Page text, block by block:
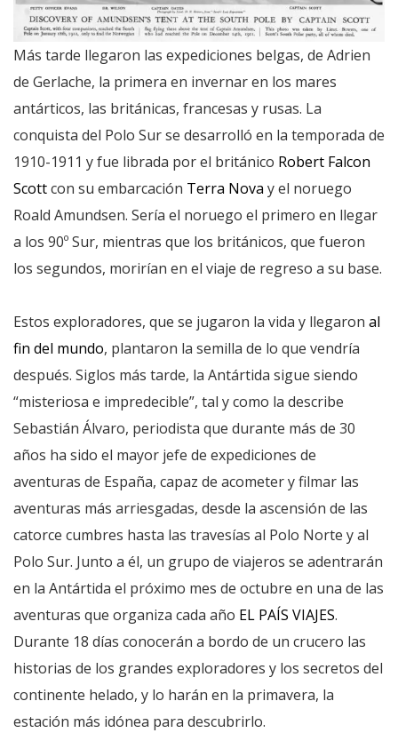
Más tarde llegaron las expediciones belgas, de Adrien
de Gerlache, la primera en invernar en los mares
antárticos, las británicas, francesas y rusas. La
conquista del Polo Sur se desarrolló en la temporada de
1910-1911 y fue librada por el británico Robert Falcon
Scottcon su embarcación Terra Nova y el noruego
Roald Amundsen. Sería el noruego el primero en llegar
a los 90º Sur, mientras que los británicos, que fueron
los segundos, morirían en el viaje de regreso a su base.
Estos exploradores, que se jugaron la vida y llegaron al
fin del mundo, plantaron la semilla de lo que vendría
después. Siglos más tarde, la Antártida sigue siendo
“misteriosa e impredecible”, tal y como la describe
Sebastián Álvaro, periodista que durante más de 30
años ha sido el mayor jefe de expediciones de
aventuras de España, capaz de acometer y filmar las
aventuras más arriesgadas, desde la ascensión de las
catorce cumbres hasta las travesías al Polo Norte y al
Polo Sur. Junto a él, un grupo de viajeros se adentrarán
en la Antártida el próximo mes de octubre en una de las
aventuras que organiza cada año EL PAÍS VIAJES.
Durante 18 días conocerán a bordo de un crucero las
historias de los grandes exploradores y los secretos del
continente helado, y lo harán en la primavera, la
estación más idónea para descubrirlo.